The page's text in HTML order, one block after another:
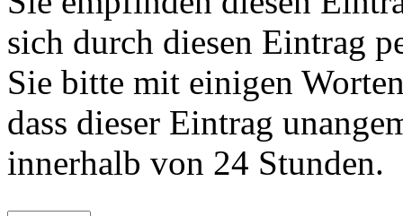
sich durch diesen Eintrag
Sie bitte mit einigen
dass dieser Eintrag
innerhalb von 24 Stunden.